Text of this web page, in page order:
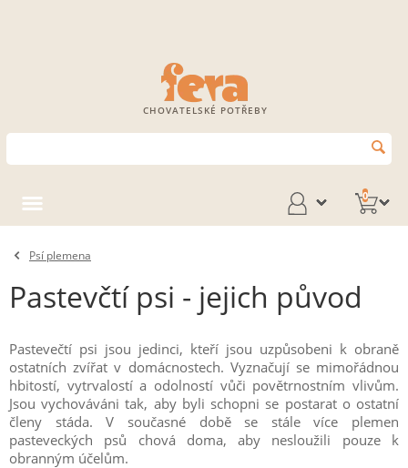
CHOVATELSKÉ POTŘEBY
0
Psí plemena
Pastevčtí psi - jejich původ
Pastevečtí psi jsou jedinci, kteří jsou uzpůsobeni k obraně
ostatních zvířat v domácnostech. Vyznačují se mimořádnou
hbitostí, vytrvalostí a odolností vůči povětrnostním vlivům.
Jsou vychováváni tak, aby byli schopni se postarat o ostatní
členy stáda. V současné době se stále více plemen
pasteveckých psů chová doma, aby nesloužili pouze k
obranným účelům.